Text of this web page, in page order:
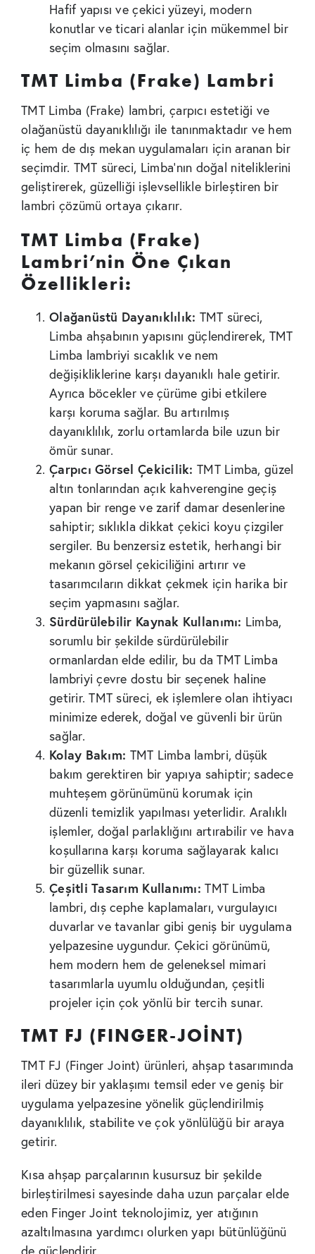
Hafif yapısı ve çekici yüzeyi, modern
konutlar ve ticari alanlar için mükemmel bir
seçim olmasını sağlar.
TMT Limba (Frake) Lambri
TMT Limba (Frake) lambri, çarpıcı estetiği ve
olağanüstü dayanıklılığı ile tanınmaktadır ve hem
iç hem de dış mekan uygulamaları için aranan bir
seçimdir. TMT süreci, Limba’nın doğal niteliklerini
geliştirerek, güzelliği işlevsellikle birleştiren bir
lambri çözümü ortaya çıkarır.
TMT Limba (Frake)
Lambri’nin Öne Çıkan
Özellikleri:
Olağanüstü Dayanıklılık: TMT süreci,
Limba ahşabının yapısını güçlendirerek, TMT
Limba lambriyi sıcaklık ve nem
değişikliklerine karşı dayanıklı hale getirir.
Ayrıca böcekler ve çürüme gibi etkilere
karşı koruma sağlar. Bu artırılmış
dayanıklılık, zorlu ortamlarda bile uzun bir
ömür sunar.
Çarpıcı Görsel Çekicilik: TMT Limba, güzel
altın tonlarından açık kahverengine geçiş
yapan bir renge ve zarif damar desenlerine
sahiptir; sıklıkla dikkat çekici koyu çizgiler
sergiler. Bu benzersiz estetik, herhangi bir
mekanın görsel çekiciliğini artırır ve
tasarımcıların dikkat çekmek için harika bir
seçim yapmasını sağlar.
Sürdürülebilir Kaynak Kullanımı: Limba,
sorumlu bir şekilde sürdürülebilir
ormanlardan elde edilir, bu da TMT Limba
lambriyi çevre dostu bir seçenek haline
getirir. TMT süreci, ek işlemlere olan ihtiyacı
minimize ederek, doğal ve güvenli bir ürün
sağlar.
Kolay Bakım: TMT Limba lambri, düşük
bakım gerektiren bir yapıya sahiptir; sadece
muhteşem görünümünü korumak için
düzenli temizlik yapılması yeterlidir. Aralıklı
işlemler, doğal parlaklığını artırabilir ve hava
koşullarına karşı koruma sağlayarak kalıcı
bir güzellik sunar.
Çeşitli Tasarım Kullanımı: TMT Limba
lambri, dış cephe kaplamaları, vurgulayıcı
duvarlar ve tavanlar gibi geniş bir uygulama
yelpazesine uygundur. Çekici görünümü,
hem modern hem de geleneksel mimari
tasarımlarla uyumlu olduğundan, çeşitli
projeler için çok yönlü bir tercih sunar.
TMT FJ (FINGER-JOİNT)
TMT FJ (Finger Joint) ürünleri, ahşap tasarımında
ileri düzey bir yaklaşımı temsil eder ve geniş bir
uygulama yelpazesine yönelik güçlendirilmiş
dayanıklılık, stabilite ve çok yönlülüğü bir araya
getirir.
Kısa ahşap parçalarının kusursuz bir şekilde
birleştirilmesi sayesinde daha uzun parçalar elde
eden Finger Joint teknolojimiz, yer atığının
azaltılmasına yardımcı olurken yapı bütünlüğünü